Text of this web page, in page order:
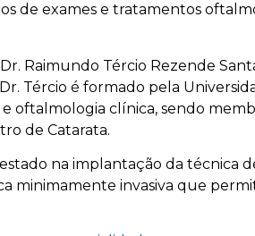
de exames e tratamentos
Raimundo Tércio Rezende
Tércio é formado pela
oftalmologia clínica, sendo
de Catarata.
na implantação da técnica
minimamente invasiva que